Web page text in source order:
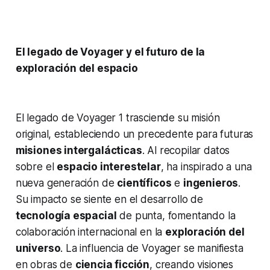
El legado de Voyager y el futuro de la
exploración del espacio
El legado de Voyager 1 trasciende su misión
original, estableciendo un precedente para futuras
misiones intergalácticas. Al recopilar datos
sobre el espacio interestelar, ha inspirado a una
nueva generación de científicos e ingenieros.
Su impacto se siente en el desarrollo de
tecnología espacial de punta, fomentando la
colaboración internacional en la exploración del
universo. La influencia de Voyager se manifiesta
en obras de ciencia ficción, creando visiones